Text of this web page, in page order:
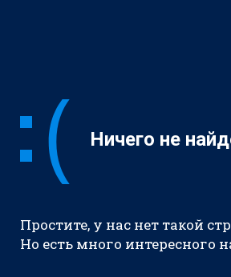
Ничего не
Простите, у нас нет такой
Но есть много интересного